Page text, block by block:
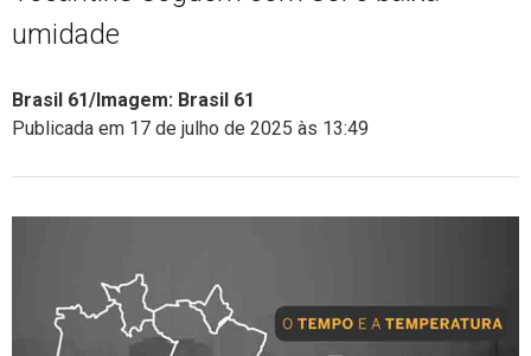
umidade
Brasil 61/Imagem: Brasil 61
Publicada em 17 de julho de 2025 às 13:49